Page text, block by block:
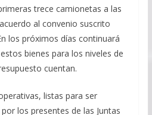
trece camionetas a las
al convenio suscrito
los próximos días continuará
bienes para los niveles de
cuentan.
listas para ser
los presentes de las Juntas